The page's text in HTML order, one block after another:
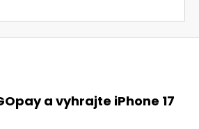
a vyhrajte iPhone 17